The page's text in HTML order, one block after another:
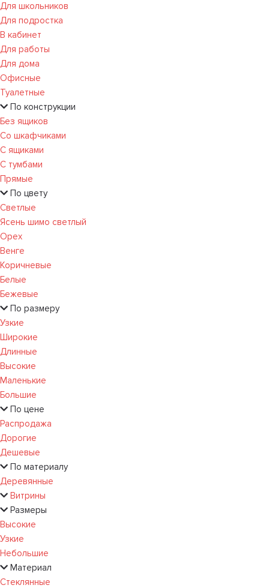
Для школьников
Для подростка
В кабинет
Для работы
Для дома
Офисные
Туалетные
По конструкции
Без ящиков
Со шкафчиками
С ящиками
С тумбами
Прямые
По цвету
Светлые
Ясень шимо светлый
Орех
Венге
Коричневые
Белые
Бежевые
По размеру
Узкие
Широкие
Длинные
Высокие
Маленькие
Большие
По цене
Распродажа
Дорогие
Дешевые
По материалу
Деревянные
Витрины
Размеры
Высокие
Узкие
Небольшие
Материал
Стеклянные